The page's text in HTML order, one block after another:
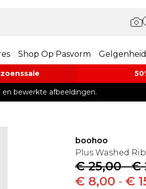
Shop Op Pasvorm Gelgenheid
bewerkte afbeeldingen.
boohoo
Plus Washed
€ 25,00-€
€ 8,00 - €